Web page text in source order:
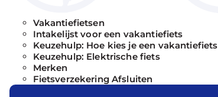
Vakantiefietsen
Intakelijst voor een vakantiefiets
Keuzehulp: Hoe kies je een vakantiefiets
Keuzehulp: Elektrische fiets
Merken
Fietsverzekering Afsluiten